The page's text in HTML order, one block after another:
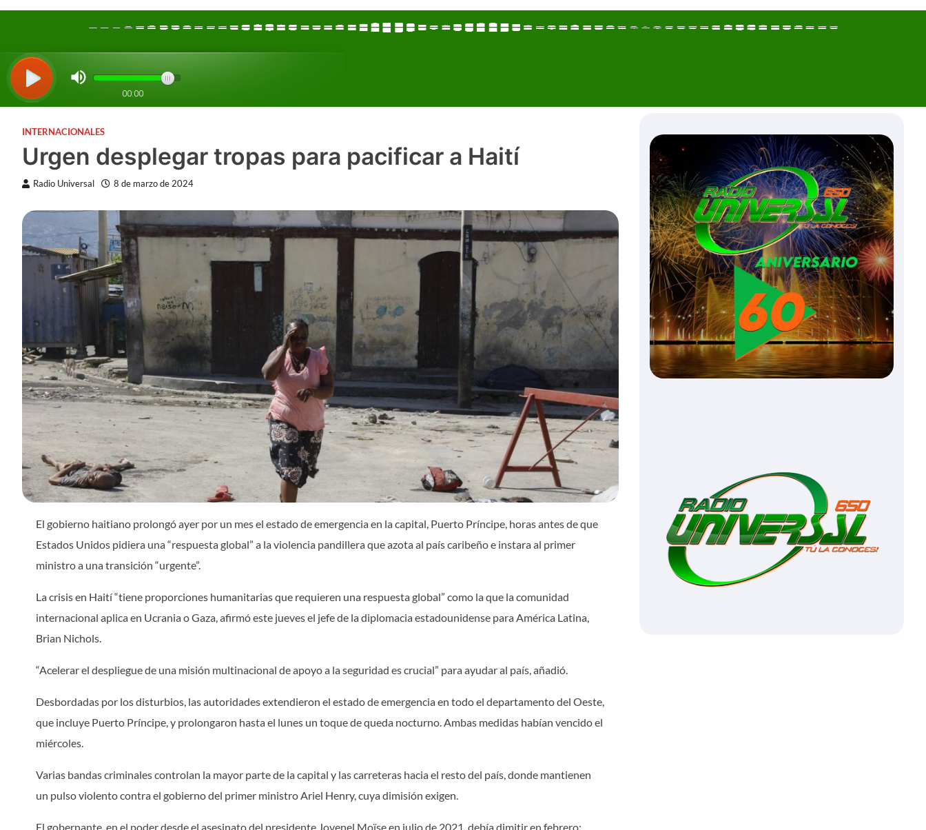
INTERNACIONALES
Urgen desplegar tropas para pacificar a Haití
Radio Universal 8 de marzo de 2024
El gobierno haitiano prolongó ayer por un mes el estado de emergencia en la capital, Puerto Príncipe, horas antes de que
Estados Unidos pidiera una “respuesta global” a la violencia pandillera que azota al país caribeño e instara al primer
ministro a una transición “urgente”.
La crisis en Haití “tiene proporciones humanitarias que requieren una respuesta global” como la que la comunidad
internacional aplica en Ucrania o Gaza, afirmó este jueves el jefe de la diplomacia estadounidense para América Latina,
Brian Nichols.
“Acelerar el despliegue de una misión multinacional de apoyo a la seguridad es crucial” para ayudar al país, añadió.
Desbordadas por los disturbios, las autoridades extendieron el estado de emergencia en todo el departamento del Oeste,
que incluye Puerto Príncipe, y prolongaron hasta el lunes un toque de queda nocturno. Ambas medidas habían vencido el
miércoles.
Varias bandas criminales controlan la mayor parte de la capital y las carreteras hacia el resto del país, donde mantienen
un pulso violento contra el gobierno del primer ministro Ariel Henry, cuya dimisión exigen.
El gobernante, en el poder desde el asesinato del presidente Jovenel Moïse en julio de 2021, debía dimitir en febrero;